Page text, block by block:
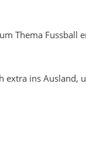
Thema Fussball
extra ins Ausland,